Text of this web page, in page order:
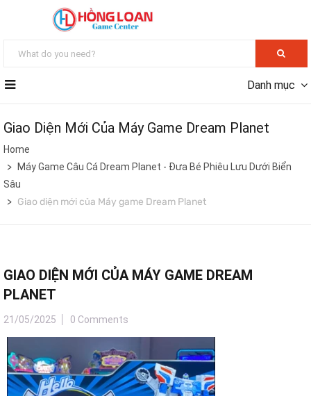
Danh mục
Giao Diện Mới Của Máy Game Dream Planet
Home
Máy Game Câu Cá Dream Planet - Đưa Bé Phiêu Lưu Dưới Biển
Sâu
Giao diện mới của Máy game Dream Planet
GIAO DIỆN MỚI CỦA MÁY GAME DREAM
PLANET
21/05/2025 0 Comments